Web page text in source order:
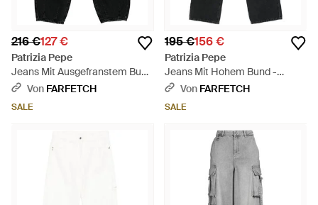
216 €127 €
Patrizia Pepe
Jeans Mit Ausgefranstem Bund
- Schwarz
Von FARFETCH
SALE
195 €156 €
Patrizia Pepe
Jeans Mit Hohem Bund -
Schwarz
Von FARFETCH
SALE